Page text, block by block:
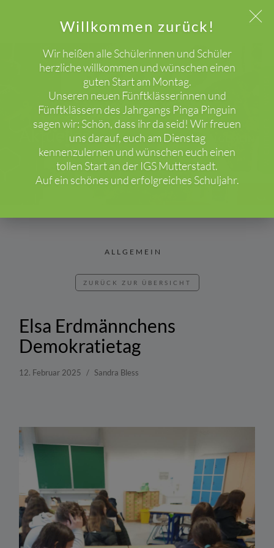
Willkommen zurück!
Wir heißen alle Schülerinnen und Schüler
herzliche willkommen und wünschen einen
guten Start am Montag.
Unseren neuen Fünftklässerinnen und
Fünftklässern des Jahrgangs Pinga Pinguin
sagen wir: Schön, dass ihr da seid! Wir freuen
uns darauf, euch am Dienstag
kennenzulernen und wünschen euch einen
tollen Start an der IGS Mutterstadt.
Auf ein schönes und erfolgreiches Schuljahr.
Aktuelles HOME BLOG ALLGEMEIN
ALLGEMEIN
ZURÜCK ZUR ÜBERSICHT
Elsa Erdmännchens
Demokratietag
12. Februar 2025 Sandra Bless